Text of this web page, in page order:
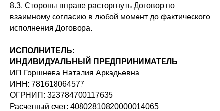
8.3. Стороны вправе расторгнуть Договор по
взаимному согласию в любой момент до фактического
исполнения Договора.
ИСПОЛНИТЕЛЬ:
ИНДИВИДУАЛЬНЫЙ ПРЕДПРИНИМАТЕЛЬ
ИП Горшнева Наталия Аркадьевна
ИНН: 781618064577
ОГРНИП: 323784700117635
Расчетный счет: 40802810820000014065